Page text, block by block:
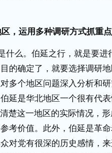
，运用多种调研方式抓重点
么。伯延之行，就是要进
的确定了，就要选择调研
多个地区问题深入分析和
延是华北地区一个很有代
楚这一地区的实际情况，形
考价值。此外，伯延是革
对党有很深的历史感情，